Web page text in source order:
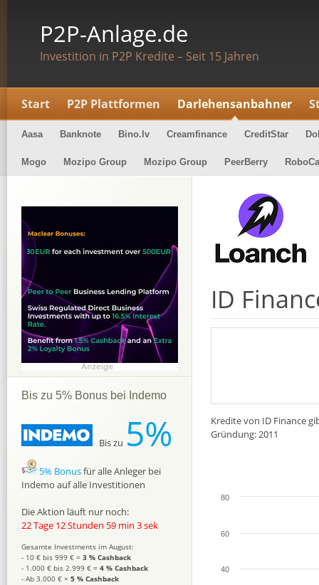
P2P-Anlage.de
Investition in P2P Kredite – Seit 15 Jahren
Start P2P Plattformen Darlehensanbahner
Aasa Banknote Bino.lv Creamfinance CreditStar
Mogo Mozipo Group Mozipo Group PeerBerry
ID
Kredite von ID Finance
Gründung: 2011
40
60
80
Bis zu 5% Bonus bei Indemo
Bis zu 5%
5% Bonusfür alle Anleger bei
Indemo auf alle Investitionen
Die Aktion läuft nur noch:
22 Tage 12 Stunden 59 min 2 sek
Gesamte Investments im August:
- 10 € bis 999 € = 3 % Cashback
- 1.000 € bis 2.999 € = 4 % Cashback
- Ab 3.000 € = 5 % Cashback